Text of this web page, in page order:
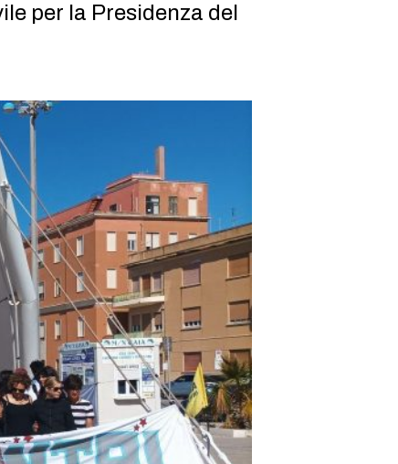
per la Presidenza del